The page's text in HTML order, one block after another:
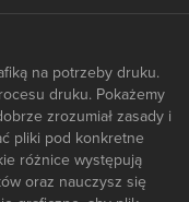
na potrzeby druku.
druku. Pokażemy
zrozumiał zasady i
pliki pod konkretne
różnice występują
oraz nauczysz się